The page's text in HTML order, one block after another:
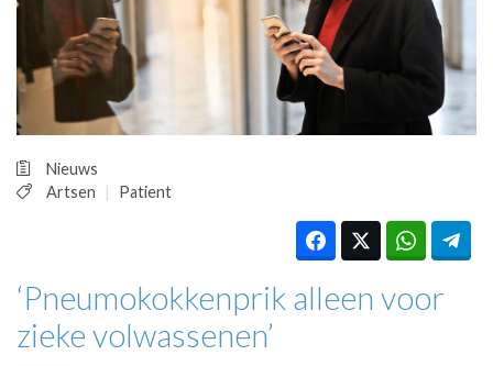
PRAKTIJKZAKEN
TARIEVEN
VPHUISARTSEN
MEDISCHE VAKHANDEL
REGISTRATIE
Nieuws
Artsen
Patient
‘Pneumokokkenprik alleen voor
zieke volwassenen’